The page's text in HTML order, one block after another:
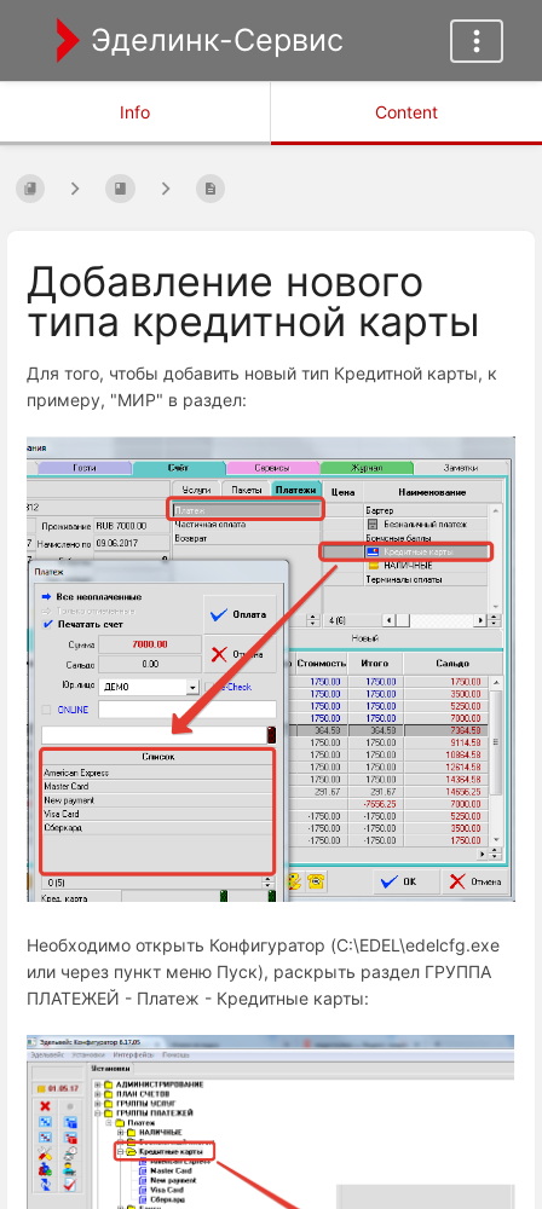
Эделинк-Сервис
Info Content
Добавление нового
типа кредитной карты
Для того, чтобы добавить новый тип Кредитной карты, к
примеру, "МИР" в раздел:
Необходимо открыть Конфигуратор (C:\EDEL\edelcfg.exe
или через пункт меню Пуск), раскрыть раздел ГРУППА
ПЛАТЕЖЕЙ - Платеж - Кредитные карты: